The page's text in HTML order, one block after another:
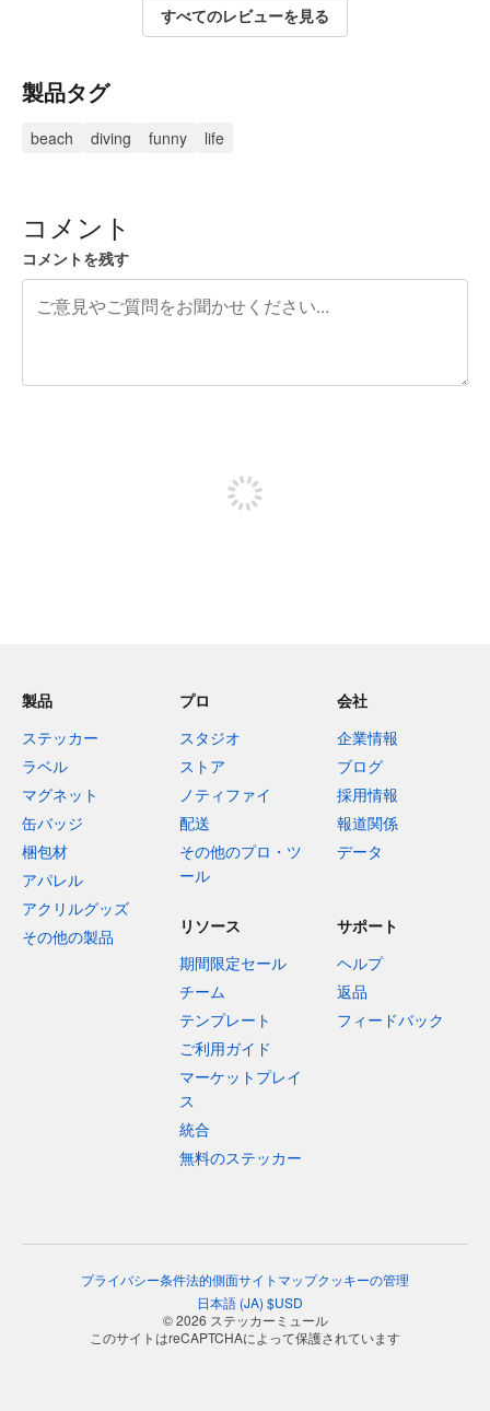
すべてのレビューを見る
製品タグ
beach diving funny life
コメント
コメントを残す
製品
ステッカー
ラベル
マグネット
缶バッジ
梱包材
アパレル
アクリルグッズ
その他の製品
プロ
スタジオ
ストア
ノティファイ
配送
その他のプロ・ツ
ール
会社
企業情報
ブログ
採用情報
報道関係
データ
リソース
期間限定セール
チーム
テンプレート
ご利用ガイド
マーケットプレイ
ス
統合
無料のステッカー
サポート
ヘルプ
返品
フィードバック
プライバシー条件法的側面サイトマップクッキーの管理
日本語(JA) $USD
© 2026 ステッカーミュール
このサイトはreCAPTCHAによって保護されています